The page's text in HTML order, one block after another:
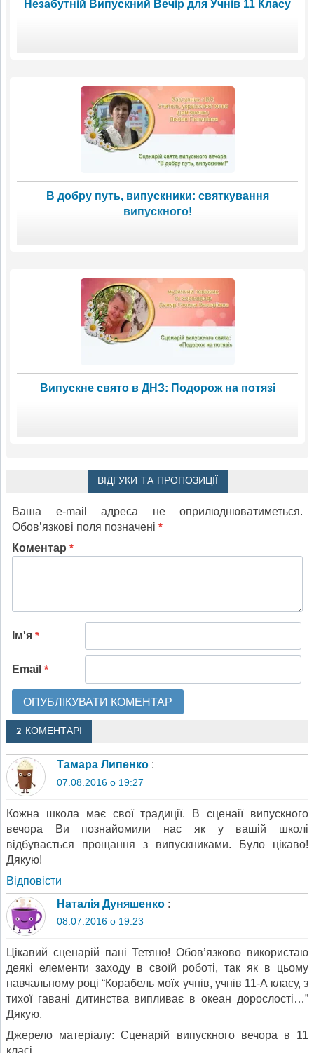
Незабутній Випускний Вечір для Учнів 11 Класу
В добру путь, випускники: святкування
випускного!
Випускне свято в ДНЗ: Подорож на потязі
ВІДГУКИ ТА ПРОПОЗИЦІЇ
Ваша e-mail адреса не оприлюднюватиметься.
Обов’язкові поля позначені *
Коментар *
Ім'я *
Email *
2 КОМЕНТАРІ
Тамара Липенко :
07.08.2016 о 19:27
Кожна школа має свої традиції. В сценаії випускного
вечора Ви познайомили нас як у вашій школі
відбувається прощання з випускниками. Було цікаво!
Дякую!
Відповіcти
Наталія Дуняшенко :
08.07.2016 о 19:23
Цікавий сценарій пані Тетяно! Обов’язково використаю
деякі елементи заходу в своїй роботі, так як в цьому
навчальному році “Корабель моїх учнів, учнів 11-А класу, з
тихої гавані дитинства випливає в океан дорослості…”
Дякую.
Джерело матеріалу: Сценарій випускного вечора в 11